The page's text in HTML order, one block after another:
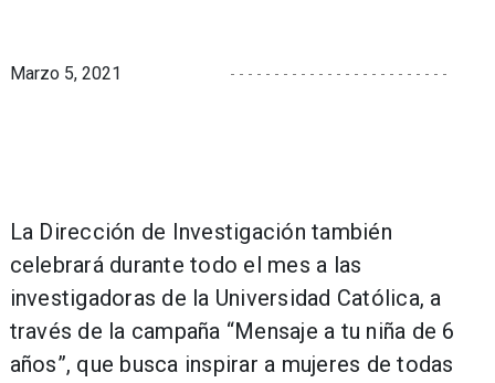
Marzo 5, 2021
La Dirección de Investigación también
celebrará durante todo el mes a las
investigadoras de la Universidad Católica, a
través de la campaña “Mensaje a tu niña de 6
años”, que busca inspirar a mujeres de todas